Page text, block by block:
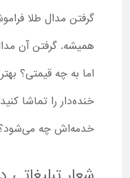
گرفتن مدال طلا
همیشه. گرفتن آن
اما به چه قیمتی؟
خنده‌دار را تماشا
خدمه‌اش چه